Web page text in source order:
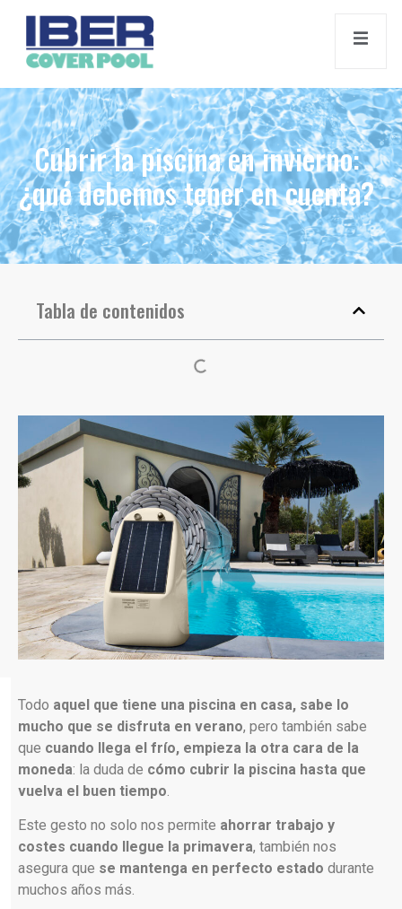
Cubrir la piscina en invierno:
¿qué debemos tener en cuenta?
Tabla de contenidos
Todo aquel que tiene una piscina en casa, sabe lo
mucho que se disfruta en verano, pero también sabe
que cuando llega el frío, empieza la otra cara de la
moneda: la duda de cómo cubrir la piscina hasta que
vuelva el buen tiempo
Este gesto no solo nos permite ahorrar trabajo y
costes cuando llegue la primavera, también nos
asegura que se mantenga en perfecto estado durante
muchos años más.